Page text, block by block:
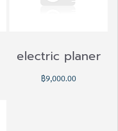
electric planer
฿9,000.00